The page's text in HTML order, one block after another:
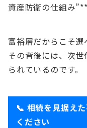
資産防衛の仕組み
富裕層だからこそ選
その背後には、次
られているのです。
📞 相続を見据え
ください